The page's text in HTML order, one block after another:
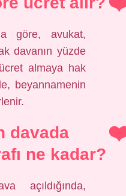
göre, avukat,
davanın yüzde
almaya hak
beyannamenin
davada
ne kadar?
açıldığında,